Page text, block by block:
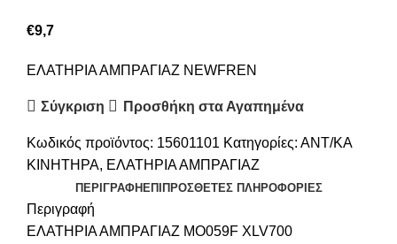
€9,7
ΕΛΑΤΗΡΙΑ ΑΜΠΡΑΓΙΑΖ NEWFREN
Σύγκριση Προσθήκη στα Αγαπημένα
Κωδικός προϊόντος: 15601101 Κατηγορίες: ΑΝΤ/ΚΑ
ΚΙΝΗΤΗΡΑ, ΕΛΑΤΗΡΙΑ ΑΜΠΡΑΓΙΑΖ
ΠΕΡΙΓΡΑΦΉ ΕΠΙΠΡΌΣΘΕΤΕΣ ΠΛΗΡΟΦΟΡΊΕΣ
Περιγραφή
ΕΛΑΤΗΡΙΑ ΑΜΠΡΑΓΙΑΖ MO059F XLV700